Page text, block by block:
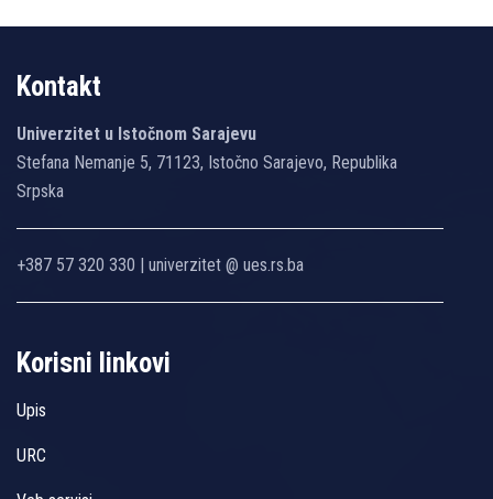
Kontakt
Univerzitet u Istočnom Sarajevu
Stefana Nemanje 5, 71123, Istočno Sarajevo, Republika
Srpska
+387 57 320 330 | univerzitet @ ues.rs.ba
Korisni linkovi
Upis
URC